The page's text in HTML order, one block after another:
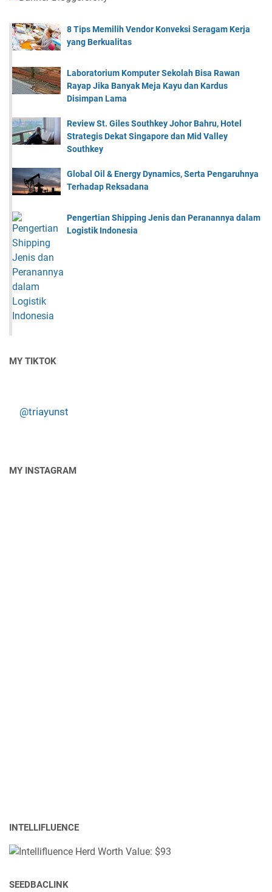
8 Tips Memilih Vendor Konveksi Seragam Kerja
yang Berkualitas
Laboratorium Komputer Sekolah Bisa Rawan
Rayap Jika Banyak Meja Kayu dan Kardus
Disimpan Lama
Review St. Giles Southkey Johor Bahru, Hotel
Strategis Dekat Singapore dan Mid Valley
Southkey
Global Oil & Energy Dynamics, Serta Pengaruhnya
Terhadap Reksadana
Pengertian Shipping Jenis dan Peranannya dalam
Logistik Indonesia
MY TIKTOK
@triayunst
MY INSTAGRAM
INTELLIFLUENCE
SEEDBACLINK